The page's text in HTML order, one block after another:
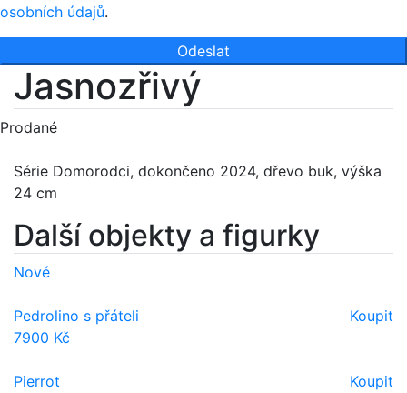
osobních údajů.
Odeslat
Jasnozřivý
Prodané
Série Domorodci, dokončeno 2024, dřevo buk, výška
24 cm
Další objekty a figurky
Nové
Pedrolino s přáteli
7900 Kč
Koupit
Pierrot
Koupit